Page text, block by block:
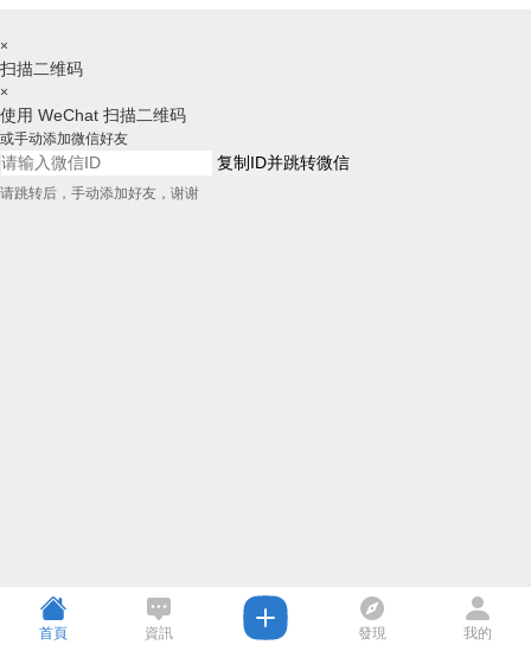
×
扫描二维码
×
使用 WeChat 扫描二维码
或手动添加微信好友
复制ID并跳转微信
请跳转后，手动添加好友，谢谢
首頁 資訊 發現 我的